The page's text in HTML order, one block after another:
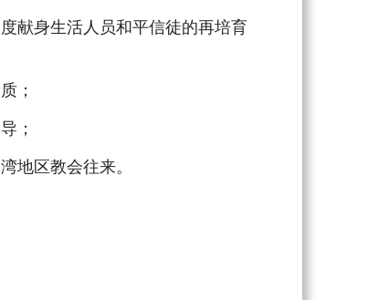
献身生活人员和平信徒的再培育
；
；
区教会往来。